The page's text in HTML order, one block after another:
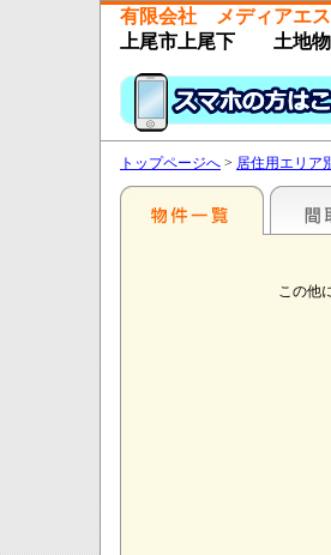
有限会社 メディアエス
上尾市上尾下 土地物
トップページへ > 居住用エリア
この他